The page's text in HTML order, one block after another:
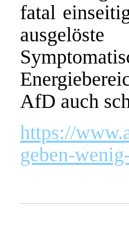
fatal
AfD auch
https://
geben-